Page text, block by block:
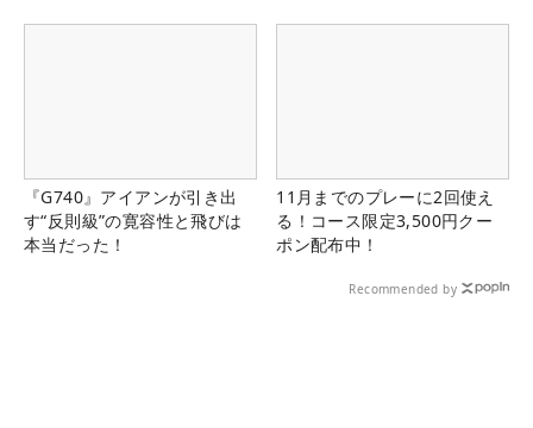
『G740』アイアンが引き出
す“反則級”の寛容性と飛びは
本当だった！
11月までのプレーに2回使え
る！コース限定3,500円クー
ポン配布中！
Recommended by